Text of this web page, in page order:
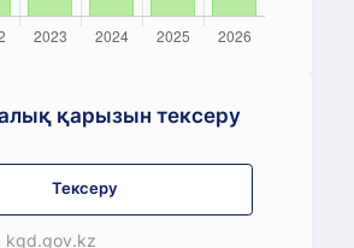
қарызын тексеру
Тексеру
kgd.gov.kz